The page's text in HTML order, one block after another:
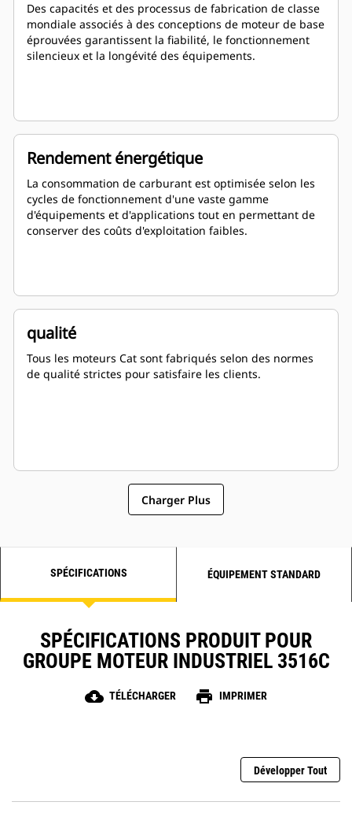
Des capacités et des processus de fabrication de classe
mondiale associés à des conceptions de moteur de base
éprouvées garantissent la fiabilité, le fonctionnement
silencieux et la longévité des équipements.
Rendement énergétique
La consommation de carburant est optimisée selon les
cycles de fonctionnement d'une vaste gamme
d'équipements et d'applications tout en permettant de
conserver des coûts d'exploitation faibles.
qualité
Tous les moteurs Cat sont fabriqués selon des normes
de qualité strictes pour satisfaire les clients.
Charger Plus
SPÉCIFICATIONS ÉQUIPEMENT STANDARD
SPÉCIFICATIONS PRODUIT POUR
GROUPE MOTEUR INDUSTRIEL 3516C
cloud_download TÉLÉCHARGER print IMPRIMER
Développer Tout